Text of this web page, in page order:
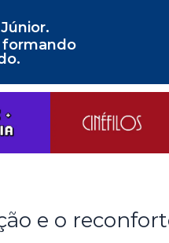
formando
e o